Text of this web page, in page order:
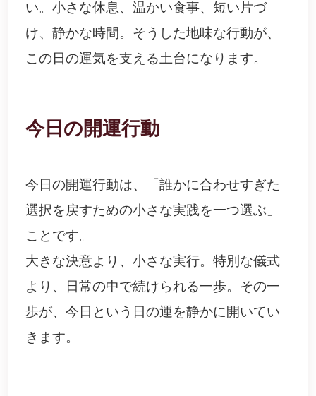
い。小さな休息、温かい食事、短い片づ
け、静かな時間。そうした地味な行動が、
この日の運気を支える土台になります。
今日の開運行動
今日の開運行動は、「誰かに合わせすぎた
選択を戻すための小さな実践を一つ選ぶ」
ことです。
大きな決意より、小さな実行。特別な儀式
より、日常の中で続けられる一歩。その一
歩が、今日という日の運を静かに開いてい
きます。